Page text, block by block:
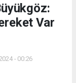
Var
- 00:26